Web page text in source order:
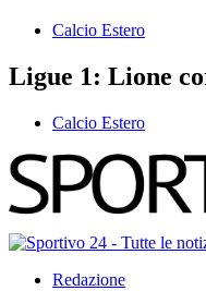
Calcio Estero
Ligue 1: Lione
Calcio Estero
Redazione